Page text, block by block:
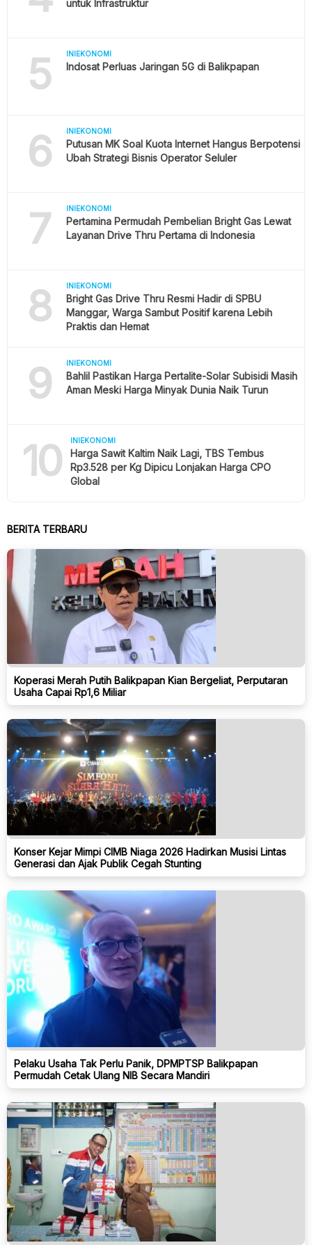
untuk Infrastruktur
5 INIEKONOMI
Indosat Perluas Jaringan 5G di Balikpapan
6 INIEKONOMI
Putusan MK Soal Kuota Internet Hangus Berpotensi
Ubah Strategi Bisnis Operator Seluler
7 INIEKONOMI
Pertamina Permudah Pembelian Bright Gas Lewat
Layanan Drive Thru Pertama di Indonesia
8 INIEKONOMI
Bright Gas Drive Thru Resmi Hadir di SPBU
Manggar, Warga Sambut Positif karena Lebih
Praktis dan Hemat
9 INIEKONOMI
Bahlil Pastikan Harga Pertalite-Solar Subisidi Masih
Aman Meski Harga Minyak Dunia Naik Turun
10 INIEKONOMI
Harga Sawit Kaltim Naik Lagi, TBS Tembus
Rp3.528 per Kg Dipicu Lonjakan Harga CPO
Global
BERITA TERBARU
Koperasi Merah Putih Balikpapan Kian Bergeliat, Perputaran
Usaha Capai Rp1,6 Miliar
Konser Kejar Mimpi CIMB Niaga 2026 Hadirkan Musisi Lintas
Generasi dan Ajak Publik Cegah Stunting
Pelaku Usaha Tak Perlu Panik, DPMPTSP Balikpapan
Permudah Cetak Ulang NIB Secara Mandiri